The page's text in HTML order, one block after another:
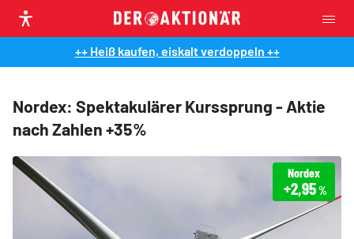
++ Heiß kaufen, eiskalt verdoppeln ++
Nordex: Spektakulärer Kurssprung - Aktie
nach Zahlen +35%
Nordex
+2,95%